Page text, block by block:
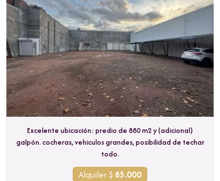
Excelente ubicación: predio de 880 m2 y (adicional)
galpón. cocheras, vehiculos grandes, posibilidad de techar
todo.
Alquiler $ 85.000